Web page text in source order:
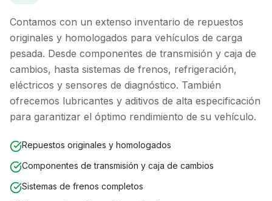
Contamos con un extenso inventario de repuestos
originales y homologados para vehículos de carga
pesada. Desde componentes de transmisión y caja de
cambios, hasta sistemas de frenos, refrigeración,
eléctricos y sensores de diagnóstico. También
ofrecemos lubricantes y aditivos de alta especificación
para garantizar el óptimo rendimiento de su vehículo.
Repuestos originales y homologados
Componentes de transmisión y caja de cambios
Sistemas de frenos completos